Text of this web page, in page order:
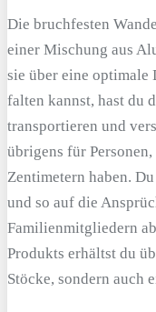
Die bruchfesten
einer Mischung aus
sie über eine optimale
falten kannst, hast du
transportieren und
übrigens für
Zentimetern haben.
und so auf die
Familienmitgliedern
Produkts erhältst du
Stöcke, sondern auch